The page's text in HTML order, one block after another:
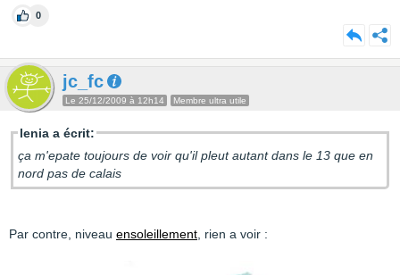
0
jc_fc
Le 25/12/2009 à 12h14 Membre ultra utile
lenia a écrit:
ça m'epate toujours de voir qu'il pleut autant dans le 13 que en
nord pas de calais
Par contre, niveau ensoleillement , rien a voir :